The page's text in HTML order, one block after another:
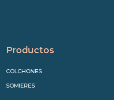
Productos
COLCHONES
SOMIERES